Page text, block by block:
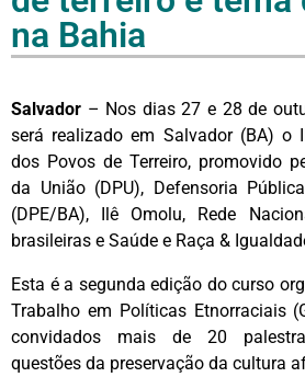
na Bahia
Salvador – Nos dias 27 e 28 de
será realizado em Salvador (BA) o
dos Povos de Terreiro, promovido
da União (DPU), Defensoria
(DPE/BA), Ilê Omolu, Rede
brasileiras e Saúde e Raça &
Esta é a segunda edição do curso
Trabalho em Políticas Etnorraciais
convidados mais de 20
questões da preservação da cultura